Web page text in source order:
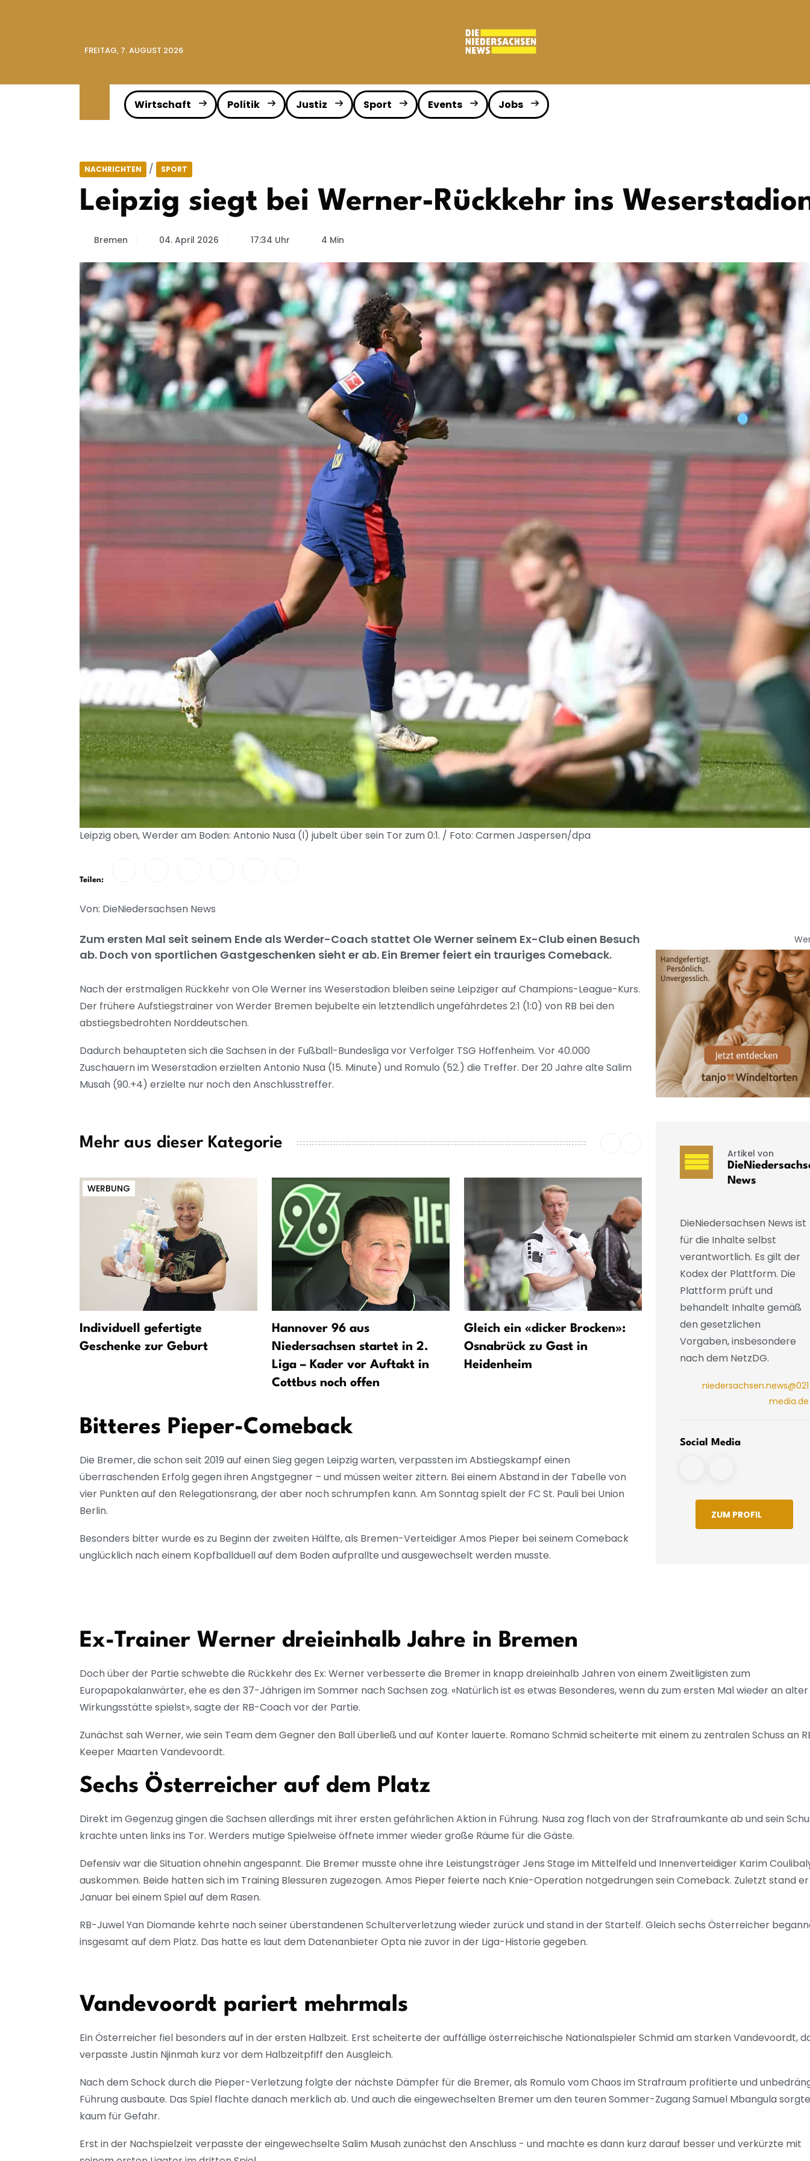
FREITAG, 7. AUGUST 2026
Wirtschaft Politik Justiz Sport Events Jobs
NACHRICHTEN / SPORT
Leipzig siegt bei Werner-Rückkehr ins
Bremen 04. April 2026 17:34 Uhr 4 Min
Leipzig oben, Werder am Boden: Antonio Nusa (l) jubelt über sein Tor zum 0:1. / Foto: Carmen Jaspersen/dpa
Teilen:
Von: DieNiedersachsen News
Zum ersten Mal seit seinem Ende als Werder-Coach stattet Ole Werner seinem Ex-Club einen Besuch
ab. Doch von sportlichen Gastgeschenken sieht er ab. Ein Bremer feiert ein trauriges Comeback.
Nach der erstmaligen Rückkehr von Ole Werner ins Weserstadion bleiben seine Leipziger auf Champions-League-Kurs.
Der frühere Aufstiegstrainer von Werder Bremen bejubelte ein letztendlich ungefährdetes 2:1 (1:0) von RB bei den
abstiegsbedrohten Norddeutschen.
Dadurch behaupteten sich die Sachsen in der Fußball-Bundesliga vor Verfolger TSG Hoffenheim. Vor 40.000
Zuschauern im Weserstadion erzielten Antonio Nusa (15. Minute) und Romulo (52.) die Treffer. Der 20 Jahre alte Salim
Musah (90.+4) erzielte nur noch den Anschlusstreffer.
Mehr aus dieser Kategorie
WERBUNG
Individuell gefertigte
Geschenke zur Geburt
Hannover 96 aus
Niedersachsen startet in 2.
Liga – Kader vor Auftakt in
Cottbus noch offen
Gleich ein «dicker Brocken»:
Osnabrück zu Gast in
Heidenheim
TSV Havelse bestreitet
Drittliga-Auftakt in Heinz-
von-Heiden-Arena
Bitteres Pieper-Comeback
Die Bremer, die schon seit 2019 auf einen Sieg gegen Leipzig warten, verpassten im Abstiegskampf einen
überraschenden Erfolg gegen ihren Angstgegner – und müssen weiter zittern. Bei einem Abstand in der Tabelle von
vier Punkten auf den Relegationsrang, der aber noch schrumpfen kann. Am Sonntag spielt der FC St. Pauli bei Union
Berlin.
Besonders bitter wurde es zu Beginn der zweiten Hälfte, als Bremen-Verteidiger Amos Pieper bei seinem Comeback
unglücklich nach einem Kopfballduell auf dem Boden aufprallte und ausgewechselt werden musste.
Artikel von
News
DieNiedersachsen News ist
für die Inhalte selbst
verantwortlich. Es gilt der
Kodex der Plattform. Die
Plattform prüft und
behandelt Inhalte gemäß
den gesetzlichen
Vorgaben, insbesondere
nach dem NetzDG.
niedersachsen.news@021
media.de
Social Media
ZUM PROFIL
Ex-Trainer Werner dreieinhalb Jahre in Bremen
Doch über der Partie schwebte die Rückkehr des Ex: Werner verbesserte die Bremer in knapp dreieinhalb Jahren von einem Zweitligisten zum
Europapokalanwärter, ehe es den 37-Jährigen im Sommer nach Sachsen zog. «Natürlich ist es etwas Besonderes, wenn du zum ersten Mal wieder an alter
Wirkungsstätte spielst», sagte der RB-Coach vor der Partie.
Zunächst sah Werner, wie sein Team dem Gegner den Ball überließ und auf Konter lauerte. Romano Schmid scheiterte mit einem zu zentralen Schuss an
Keeper Maarten Vandevoordt.
Sechs Österreicher auf dem Platz
Direkt im Gegenzug gingen die Sachsen allerdings mit ihrer ersten gefährlichen Aktion in Führung. Nusa zog flach von der Strafraumkante ab und sein
krachte unten links ins Tor. Werders mutige Spielweise öffnete immer wieder große Räume für die Gäste.
Defensiv war die Situation ohnehin angespannt. Die Bremer musste ohne ihre Leistungsträger Jens Stage im Mittelfeld und Innenverteidiger Karim
auskommen. Beide hatten sich im Training Blessuren zugezogen. Amos Pieper feierte nach Knie-Operation notgedrungen sein Comeback. Zuletzt stand
Januar bei einem Spiel auf dem Rasen.
RB-Juwel Yan Diomande kehrte nach seiner überstandenen Schulterverletzung wieder zurück und stand in der Startelf. Gleich sechs Österreicher
insgesamt auf dem Platz. Das hatte es laut dem Datenanbieter Opta nie zuvor in der Liga-Historie gegeben.
Vandevoordt pariert mehrmals
Ein Österreicher fiel besonders auf in der ersten Halbzeit. Erst scheiterte der auffällige österreichische Nationalspieler Schmid am starken Vandevoordt,
verpasste Justin Njinmah kurz vor dem Halbzeitpfiff den Ausgleich.
Nach dem Schock durch die Pieper-Verletzung folgte der nächste Dämpfer für die Bremer, als Romulo vom Chaos im Strafraum profitierte und
Führung ausbaute. Das Spiel flachte danach merklich ab. Und auch die eingewechselten Bremer um den teuren Sommer-Zugang Samuel Mbangula
kaum für Gefahr.
Erst in der Nachspielzeit verpasste der eingewechselte Salim Musah zunächst den Anschluss - und machte es dann kurz darauf besser und verkürzte mit